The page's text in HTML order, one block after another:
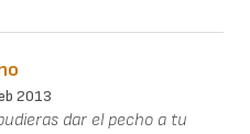
2013
dar el pecho a tu